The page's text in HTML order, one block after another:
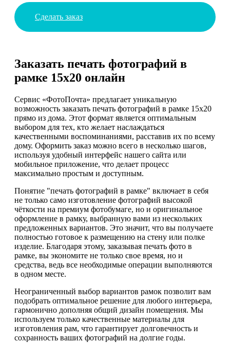
Сделать заказ
Заказать печать фотографий в
рамке 15х20 онлайн
Сервис «ФотоПочта» предлагает уникальную
возможность заказать печать фотографий в рамке 15х20
прямо из дома. Этот формат является оптимальным
выбором для тех, кто желает наслаждаться
качественными воспоминаниями, расставив их по всему
дому. Оформить заказ можно всего в несколько шагов,
используя удобный интерфейс нашего сайта или
мобильное приложение, что делает процесс
максимально простым и доступным.
Понятие "печать фотографий в рамке" включает в себя
не только само изготовление фотографий высокой
чёткости на премиум фотобумаге, но и оригинальное
оформление в рамку, выбранную вами из нескольких
предложенных вариантов. Это значит, что вы получаете
полностью готовое к размещению на стену или полке
изделие. Благодаря этому, заказывая печать фото в
рамке, вы экономите не только свое время, но и
средства, ведь все необходимые операции выполняются
в одном месте.
Неограниченный выбор вариантов рамок позволит вам
подобрать оптимальное решение для любого интерьера,
гармонично дополняя общий дизайн помещения. Мы
используем только качественные материалы для
изготовления рам, что гарантирует долговечность и
сохранность ваших фотографий на долгие годы.